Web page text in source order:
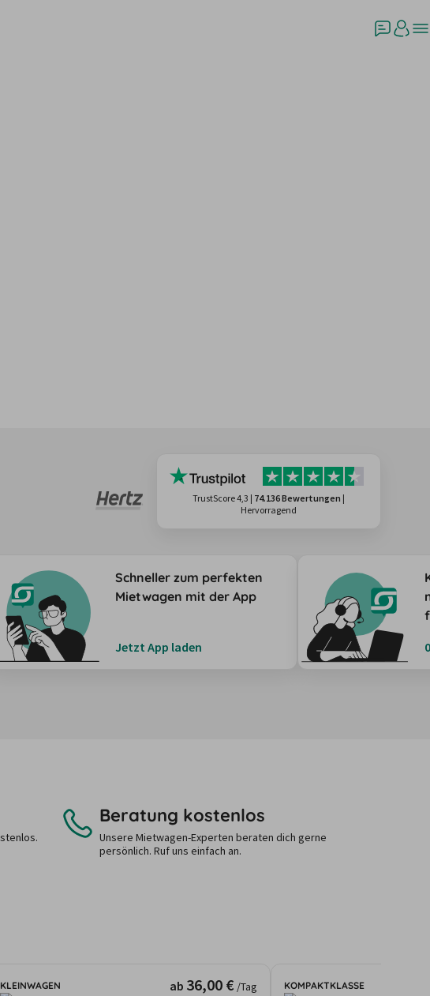
TrustScore 4,3 | 74.136 Bewertungen |
Hervorragend
Schneller zum perfekten
Mietwagen mit der App
Jetzt App laden
Beratung kostenlos
Unsere Mietwagen-Experten beraten dich gerne
persönlich. Ruf uns einfach an.
KLEINWAGEN ab 36,00 € /Tag KOMPAKTKLASSE